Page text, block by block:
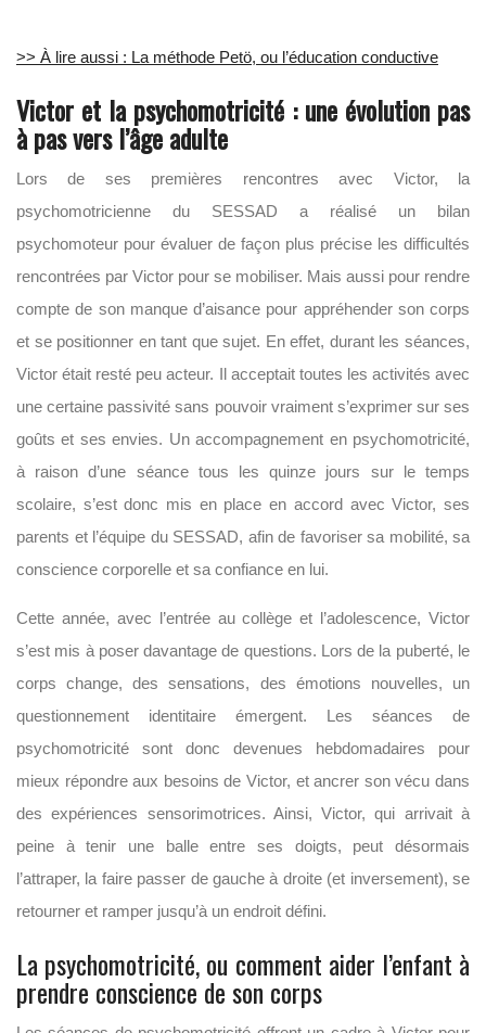
>> À lire aussi : La méthode Petö, ou l’éducation conductive
Victor et la psychomotricité : une évolution pas
à pas vers l’âge adulte
Lors de ses premières rencontres avec Victor, la
psychomotricienne du SESSAD a réalisé un bilan
psychomoteur pour évaluer de façon plus précise les difficultés
rencontrées par Victor pour se mobiliser. Mais aussi pour rendre
compte de son manque d’aisance pour appréhender son corps
et se positionner en tant que sujet. En effet, durant les séances,
Victor était resté peu acteur. Il acceptait toutes les activités avec
une certaine passivité sans pouvoir vraiment s’exprimer sur ses
goûts et ses envies. Un accompagnement en psychomotricité,
à raison d’une séance tous les quinze jours sur le temps
scolaire, s’est donc mis en place en accord avec Victor, ses
parents et l’équipe du SESSAD, afin de favoriser sa mobilité, sa
conscience corporelle et sa confiance en lui.
Cette année, avec l’entrée au collège et l’adolescence, Victor
s’est mis à poser davantage de questions. Lors de la puberté, le
corps change, des sensations, des émotions nouvelles, un
questionnement identitaire émergent. Les séances de
psychomotricité sont donc devenues hebdomadaires pour
mieux répondre aux besoins de Victor, et ancrer son vécu dans
des expériences sensorimotrices. Ainsi, Victor, qui arrivait à
peine à tenir une balle entre ses doigts, peut désormais
l’attraper, la faire passer de gauche à droite (et inversement), se
retourner et ramper jusqu’à un endroit défini.
La psychomotricité, ou comment aider l’enfant à
prendre conscience de son corps